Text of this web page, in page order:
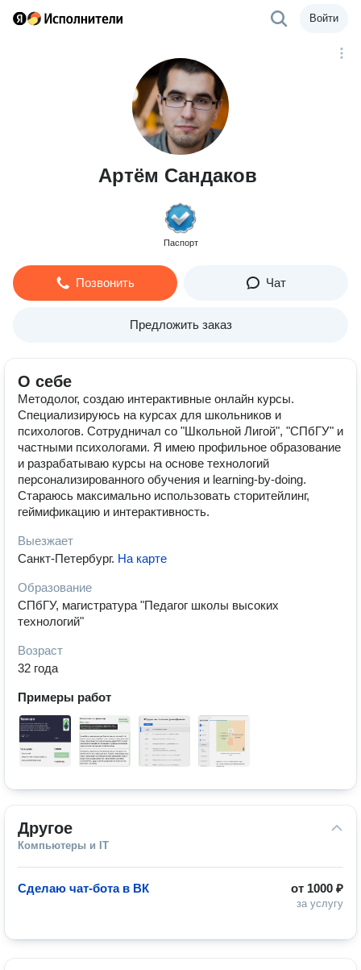
Войти
Артём Сандаков
Паспорт
Позвонить Чат
Предложить заказ
О себе
Методолог, создаю интерактивные онлайн курсы.
Специализируюсь на курсах для школьников и
психологов. Сотрудничал со "Школьной Лигой", "СПбГУ" и
частными психологами. Я имею профильное образование
и разрабатываю курсы на основе технологий
персонализированного обучения и learning-by-doing.
Стараюсь максимально использовать сторитейлинг,
геймификацию и интерактивность.
Выезжает
Санкт-Петербург. На карте
Образование
СПбГУ, магистратура "Педагог школы высоких
технологий"
Возраст
32 года
Примеры работ
Другое
Компьютеры и IT
от 1000 ₽
за услугу
Сделаю чат-бота в ВК